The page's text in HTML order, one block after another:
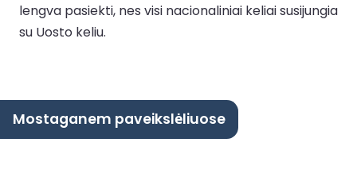
lengva pasiekti, nes visi nacionaliniai keliai susijungia
su Uosto keliu.
Mostaganem paveikslėliuose